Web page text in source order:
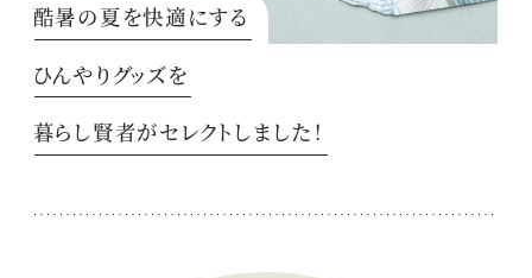
酷暑の夏を快適にする
ひんやりグッズを
暮らし賢者がセレクトしました！